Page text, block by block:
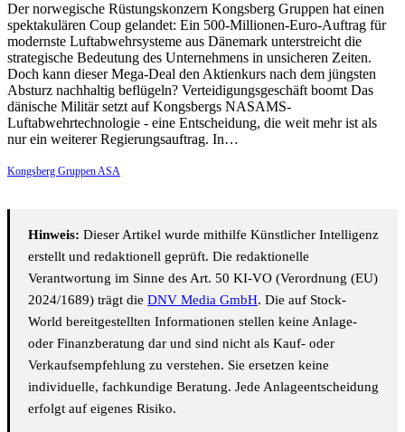
Der norwegische Rüstungskonzern Kongsberg Gruppen hat einen
spektakulären Coup gelandet: Ein 500-Millionen-Euro-Auftrag für
modernste Luftabwehrsysteme aus Dänemark unterstreicht die
strategische Bedeutung des Unternehmens in unsicheren Zeiten.
Doch kann dieser Mega-Deal den Aktienkurs nach dem jüngsten
Absturz nachhaltig beflügeln? Verteidigungsgeschäft boomt Das
dänische Militär setzt auf Kongsbergs NASAMS-
Luftabwehrtechnologie - eine Entscheidung, die weit mehr ist als
nur ein weiterer Regierungsauftrag. In…
Kongsberg Gruppen ASA
Hinweis: Dieser Artikel wurde mithilfe Künstlicher Intelligenz
erstellt und redaktionell geprüft. Die redaktionelle
Verantwortung im Sinne des Art. 50 KI-VO (Verordnung (EU)
2024/1689) trägt die DNV Media GmbH. Die auf Stock-
World bereitgestellten Informationen stellen keine Anlage-
oder Finanzberatung dar und sind nicht als Kauf- oder
Verkaufsempfehlung zu verstehen. Sie ersetzen keine
individuelle, fachkundige Beratung. Jede Anlageentscheidung
erfolgt auf eigenes Risiko.